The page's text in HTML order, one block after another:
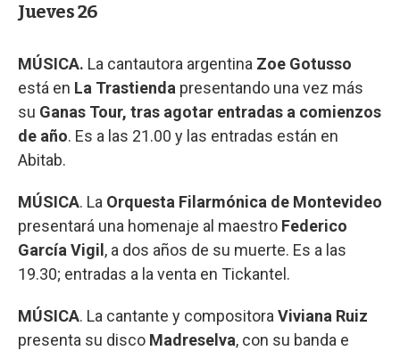
Jueves 26
MÚSICA. La cantautora argentina Zoe Gotusso
está en La Trastienda presentando una vez más
su Ganas Tour, tras agotar entradas a comienzos
de año. Es a las 21.00 y las entradas están en
Abitab.
MÚSICA. La Orquesta Filarmónica de Montevideo
presentará una homenaje al maestro Federico
García Vigil , a dos años de su muerte. Es a las
19.30; entradas a la venta en Tickantel.
MÚSICA. La cantante y compositoraViviana Ruiz
presenta su disco Madreselva, con su banda e